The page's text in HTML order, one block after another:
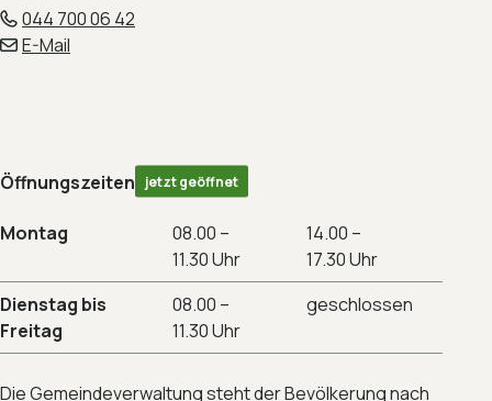
044 700 06 42
E-Mail
Öffnungszeiten jetzt geöffnet
Montag
08.00 –
11.30 Uhr
14.00 –
17.30 Uhr
Dienstag bis
Freitag
08.00 –
11.30 Uhr
geschlossen
Die Gemeindeverwaltung steht der Bevölkerung nach